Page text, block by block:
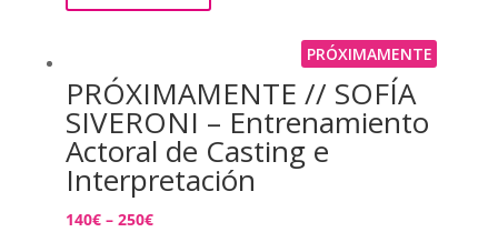
PRÓXIMAMENTE
PRÓXIMAMENTE // SOFÍA
SIVERONI – Entrenamiento
Actoral de Casting e
Interpretación
140€– 250€